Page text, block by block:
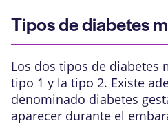
Tipos de diabetes
Los dos tipos de diabetes
tipo 1 y la tipo 2. Existe
denominado diabetes
aparecer durante el